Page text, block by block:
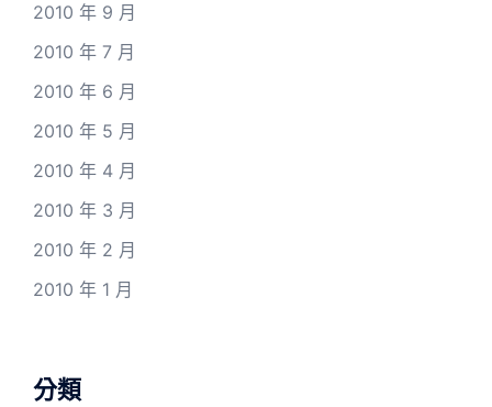
2010 年 9 月
2010 年 7 月
2010 年 6 月
2010 年 5 月
2010 年 4 月
2010 年 3 月
2010 年 2 月
2010 年 1 月
分類